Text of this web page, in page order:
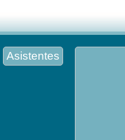
Asistentes